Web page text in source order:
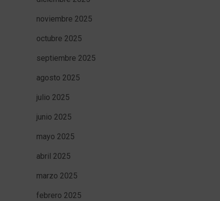
noviembre 2025
octubre 2025
septiembre 2025
agosto 2025
julio 2025
junio 2025
mayo 2025
abril 2025
marzo 2025
febrero 2025